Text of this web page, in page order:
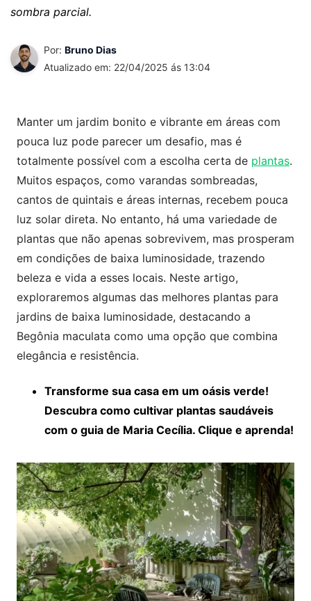
sombra parcial.
Por: Bruno Dias
Atualizado em: 22/04/2025 ás 13:04
Manter um jardim bonito e vibrante em áreas com
pouca luz pode parecer um desafio, mas é
totalmente possível com a escolha certa de plantas.
Muitos espaços, como varandas sombreadas,
cantos de quintais e áreas internas, recebem pouca
luz solar direta. No entanto, há uma variedade de
plantas que não apenas sobrevivem, mas prosperam
em condições de baixa luminosidade, trazendo
beleza e vida a esses locais. Neste artigo,
exploraremos algumas das melhores plantas para
jardins de baixa luminosidade, destacando a
Begônia maculata como uma opção que combina
elegância e resistência.
Transforme sua casa em um oásis verde!
Descubra como cultivar plantas saudáveis
com o guia de Maria Cecília. Clique e aprenda!